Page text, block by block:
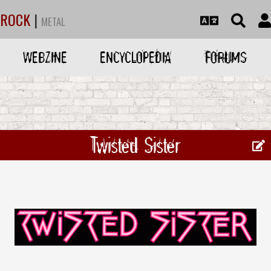
ROCK | METAL
WEBZINE ENCYCLOPEDIA FORUMS
Twisted Sister